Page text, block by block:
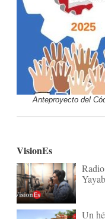
Anteproyecto del
VisionEs
Un